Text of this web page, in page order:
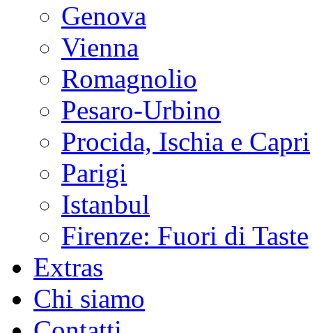
Genova
Vienna
Romagnolio
Pesaro-Urbino
Procida, Ischia e Capri
Parigi
Istanbul
Firenze: Fuori di Taste
Extras
Chi siamo